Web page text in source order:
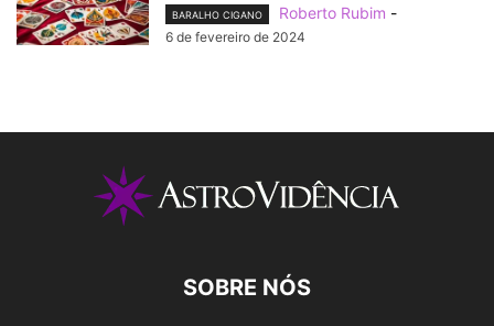
BARALHO CIGANO Roberto Rubim -
6 de fevereiro de 2024
SOBRE NÓS